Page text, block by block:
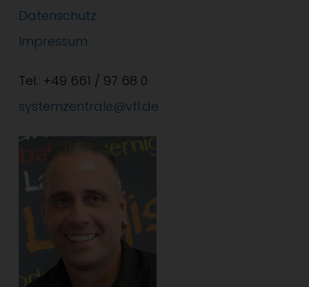
Datenschutz
Impressum
Tel.: +49 661 / 97 68 0
systemzentrale@vtl.de